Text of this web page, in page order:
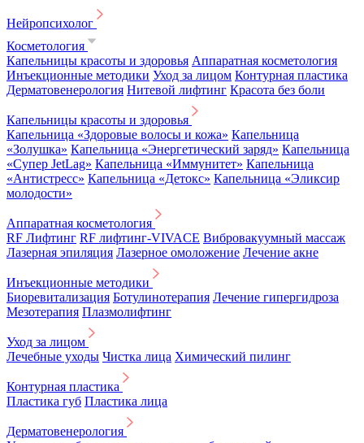
Нейропсихолог
Косметология
Капельницы красоты и здоровья Аппаратная косметология
Инъекционные методики Уход за лицом Контурная пластика
Дерматовенерология Нитевой лифтинг Красота без боли
Капельницы красоты и здоровья
Капельница «Здоровые волосы и кожа» Капельница
«Золушка» Капельница «Энергетический заряд» Капельница
«Супер JetLag» Капельница «Иммунитет» Капельница
«Антистресс» Капельница «Детокс» Капельница «Эликсир
молодости»
Аппаратная косметология
RF Лифтинг RF лифтинг-VIVACE Вибровакуумный массаж
Лазерная эпиляция Лазерное омоложение Лечение акне
Инъекционные методики
Биоревитализация Ботулинотерапия Лечение гипергидроза
Мезотерапия Плазмолифтинг
Уход за лицом
Лечебные уходы Чистка лица Химический пилинг
Контурная пластика
Пластика губ Пластика лица
Дерматовенерология